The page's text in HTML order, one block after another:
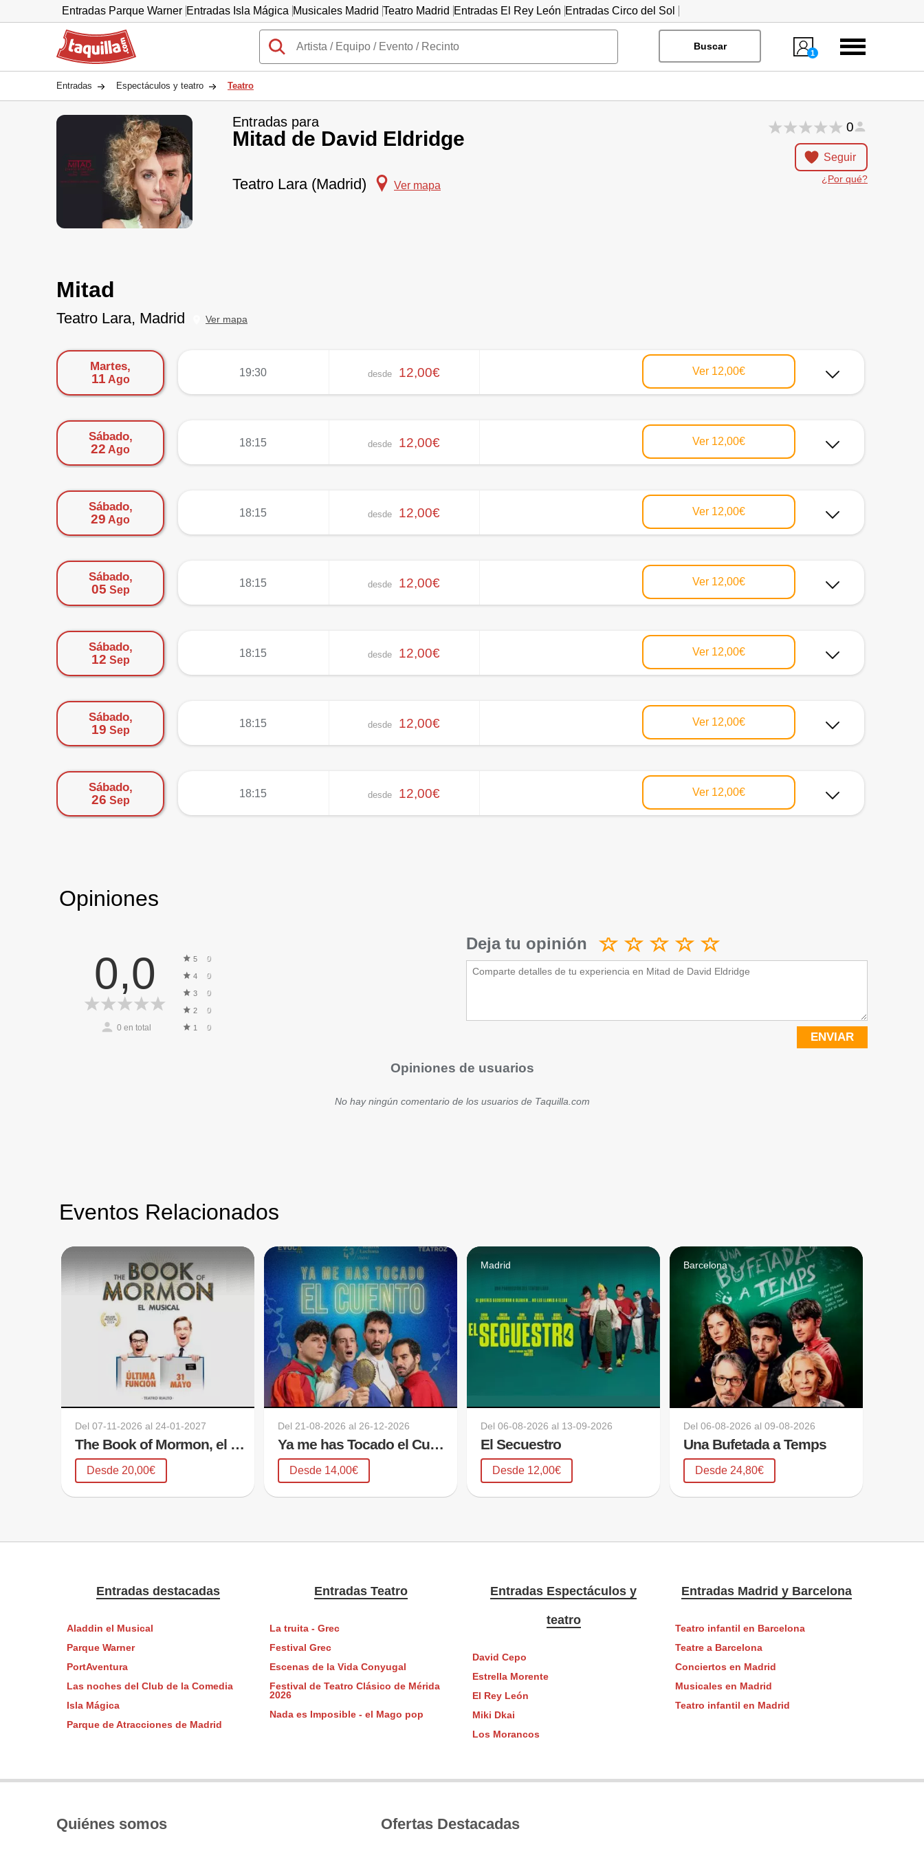
Entradas Parque Warner Entradas Isla Mágica Musicales Madrid Teatro Madrid Entradas El Rey León Entradas Circo del Sol
Taquilla.com
Buscar
1
Menú
Entradas Espectáculos y teatro Teatro
Entradas para
Mitad de David Eldridge
Teatro Lara (Madrid) Ver mapa
0
Seguir
¿Por qué?
Mitad
Teatro Lara, Madrid Ver mapa
Martes,
11 Ago
19:30 desde 12,00€ Ver 12,00€
Sábado,
22 Ago
18:15 desde 12,00€ Ver 12,00€
Sábado,
29 Ago
18:15 desde 12,00€ Ver 12,00€
Sábado,
05 Sep
18:15 desde 12,00€ Ver 12,00€
Sábado,
12 Sep
18:15 desde 12,00€ Ver 12,00€
Sábado,
19 Sep
18:15 desde 12,00€ Ver 12,00€
Sábado,
26 Sep
18:15 desde 12,00€ Ver 12,00€
Opiniones
0,0
0 en total
5 0
4 0
3 0
2 0
1 0
Deja tu opinión
ENVIAR
Opiniones de usuarios
No hay ningún comentario de los usuarios de Taquilla.com
Eventos Relacionados
Del07-11-2026 al 24-01-2027
The Book of Mormon, el musical
Desde 20,00€
Del 21-08-2026 al 26-12-2026
Ya me has Tocado el Cuento
Desde 14,00€
Madrid
Del06-08-2026 al 13-09-2026
El Secuestro
Desde 12,00€
Barcelona
Del06-08-2026 al09-08-2026
Una Bufetada a Temps
Desde 24,80€
Entradas destacadas
Aladdin el Musical
Parque Warner
PortAventura
Las noches del Club de la Comedia
Isla Mágica
Parque de Atracciones de Madrid
Entradas Teatro
La truita - Grec
Festival Grec
Escenas de la Vida Conyugal
Festival de Teatro Clásico de Mérida
2026
Nada es Imposible - el Mago pop
Entradas Espectáculos y
teatro
David Cepo
Estrella Morente
El Rey León
Miki Dkai
Los Morancos
Entradas Madrid y Barcelona
Teatro infantil en Barcelona
Teatre a Barcelona
Conciertos en Madrid
Musicales en Madrid
Teatro infantil en Madrid
Quiénes somos Ofertas Destacadas